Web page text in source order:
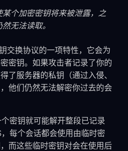
个加密密钥将来被泄露，之
无法读取。
交换协议的一项特性，它会为
密钥。如果攻击者记录了你的
了服务器的私钥（通过入侵、
他们仍然无法解密你过去的会
密钥就可能解开整段已记录
每个会话都会使用由临时密
而这些临时密钥对会在使用后